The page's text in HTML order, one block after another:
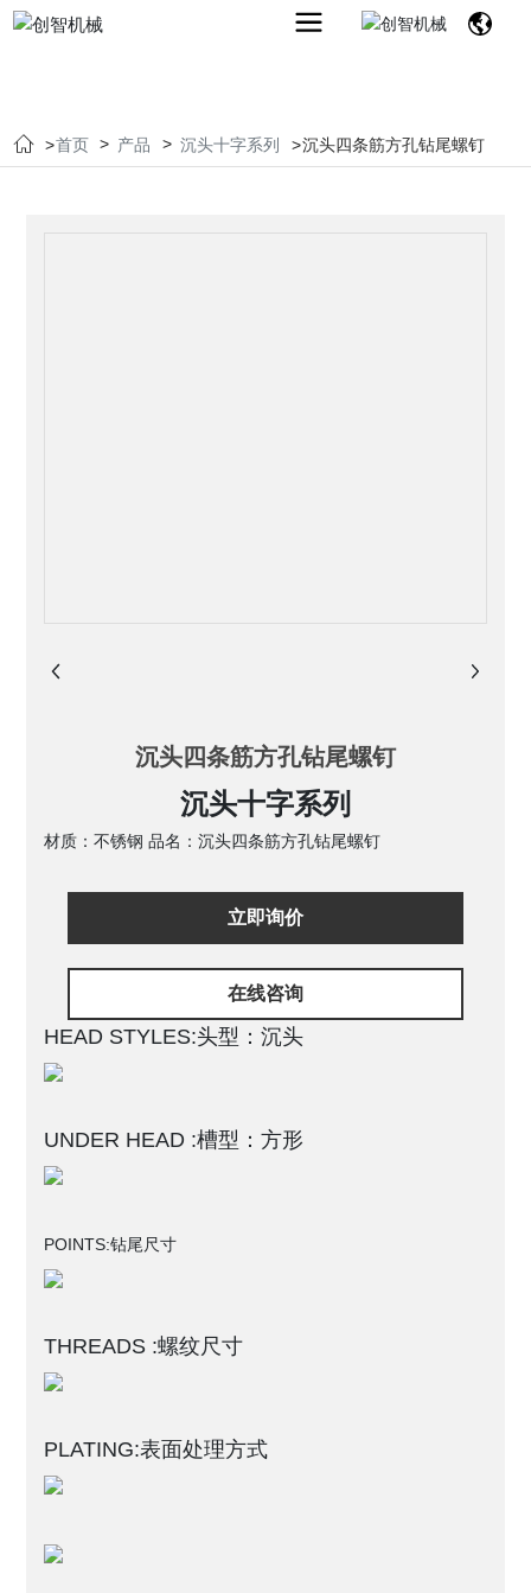
首页 产品 沉头十字系列 沉头四条筋方孔钻尾螺钉
沉头四条筋方孔钻尾螺钉
沉头十字系列
材质：不锈钢 品名：沉头四条筋方孔钻尾螺钉
立即询价
在线咨询
HEAD STYLES:头型：沉头
UNDER HEAD :槽型：方形
POINTS:钻尾尺寸
THREADS :螺纹尺寸
PLATING:表面处理方式